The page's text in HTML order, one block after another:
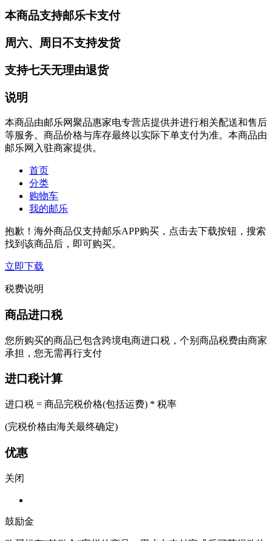
本商品支持邮乐卡支付
周六、周日不支持发货
支持七天无理由退货
说明
本商品由邮乐网聚品惠家电专营店提供并进行相关配送和售后
等服务。商品价格与库存最终以实际下单支付为准。本商品由
邮乐网入驻商家提供。
首页
分类
购物车
我的邮乐
抱歉！海外商品仅支持邮乐APP购买，点击去下载按钮，搜索
找到该商品后，即可购买。
立即下载
税费说明
商品进口税
您所购买的商品已包含跨境电商进口税，个别商品税费由商家
承担，您无需再行支付
进口税计算
进口税 = 商品完税价格(包括运费) * 税率
(完税价格由海关最终确定)
优惠
关闭
鼓励金